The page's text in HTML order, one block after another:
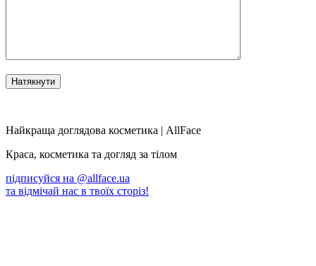
Найкраща доглядова косметика | AllFace
Краса, косметика та догляд за тілом
підписуйся на @allface.ua
та відмічай нас в твоїх сторіз!